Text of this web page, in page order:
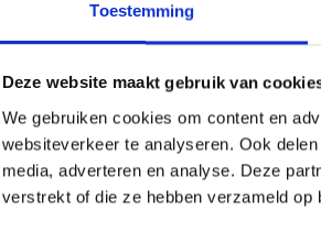
Toestemming
Deze website maakt gebruik van
We gebruiken cookies om content en
websiteverkeer te analyseren. Ook
media, adverteren en analyse. Deze
verstrekt of die ze hebben verzameld